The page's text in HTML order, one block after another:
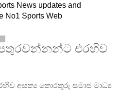
News updates and
No1 Sports Web
එරහිව
අසත්‍ය තොරතුරු සමාජ මාධ්‍ය